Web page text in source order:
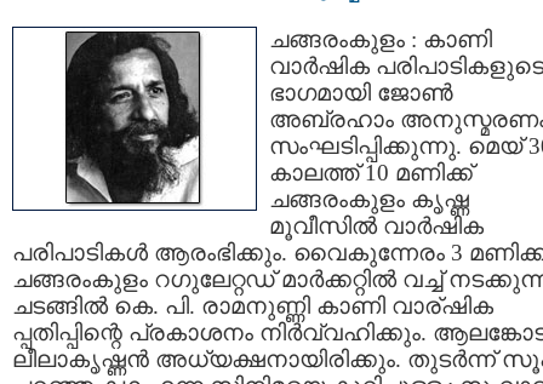
ചങ്ങരംകുളം : കാണി
വാര്‍ഷിക പരിപാടികളുടെ
ഭാഗമായി ജോണ്‍
അബ്രഹാം
സംഘടിപ്പിക്കുന്നു. മെയ്‌
കാലത്ത് 10 മണിക്ക്
ചങ്ങരംകുളം കൃഷ്ണ
മൂവീസില്‍ വാര്‍ഷിക
പരിപാടികള്‍ ആരംഭിക്കും. വൈകുന്നേരം 3
ചങ്ങരംകുളം റഗുലേറ്റഡ് മാര്‍ക്കറ്റില്‍ വച്ച്
ചടങ്ങില്‍ കെ. പി. രാമനുണ്ണി കാണി വാര്ഷിക
പ്പതിപ്പിന്റെ പ്രകാശനം നിര്‍വ്വഹിക്കും.
ലീലാകൃഷ്ണന്‍ അധ്യക്ഷനായിരിക്കും. തുടര്‍ന്ന്